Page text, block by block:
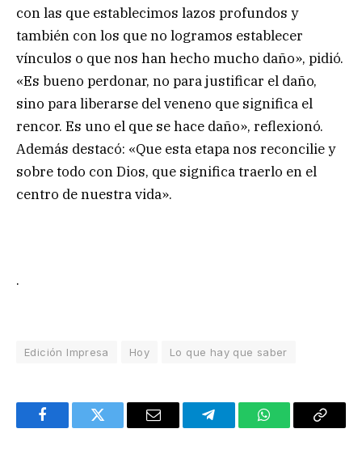
con las que establecimos lazos profundos y
también con los que no logramos establecer
vínculos o que nos han hecho mucho daño», pidió.
«Es bueno perdonar, no para justificar el daño,
sino para liberarse del veneno que significa el
rencor. Es uno el que se hace daño», reflexionó.
Además destacó: «Que esta etapa nos reconcilie y
sobre todo con Dios, que significa traerlo en el
centro de nuestra vida».
.
Edición Impresa Hoy Lo que hay que saber
FacebookTwitter Email TelegramWhatsAppCopy